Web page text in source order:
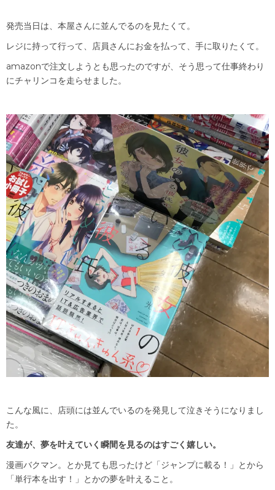
発売当日は、本屋さんに並んでるのを見たくて。
レジに持って行って、店員さんにお金を払って、手に取りたくて。
amazonで注文しようとも思ったのですが、そう思って仕事終わり
にチャリンコを走らせました。
こんな風に、店頭には並んでいるのを発見して泣きそうになりまし
た。
友達が、夢を叶えていく瞬間を見るのはすごく嬉しい。
漫画バクマン。とか見ても思ったけど「ジャンプに載る！」とから
「単行本を出す！」とかの夢を叶えること。